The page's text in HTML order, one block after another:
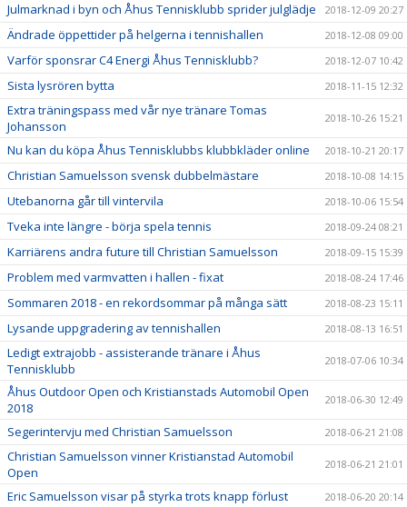
Julmarknad i byn och Åhus Tennisklubb sprider julglädje 2018-12-09 20:27
Ändrade öppettider på helgerna i tennishallen 2018-12-08 09:00
Varför sponsrar C4 Energi Åhus Tennisklubb? 2018-12-07 10:42
Sista lysrören bytta 2018-11-15 12:32
Extra träningspass med vår nye tränare Tomas
Johansson
2018-10-26 15:21
Nu kan du köpa Åhus Tennisklubbs klubbkläder online 2018-10-21 20:17
Christian Samuelsson svensk dubbelmästare 2018-10-08 14:15
Utebanorna går till vintervila 2018-10-06 15:54
Tveka inte längre - börja spela tennis 2018-09-24 08:21
Karriärens andra future till Christian Samuelsson 2018-09-15 15:39
Problem med varmvatten i hallen - fixat 2018-08-24 17:46
Sommaren 2018 - en rekordsommar på många sätt 2018-08-23 15:11
Lysande uppgradering av tennishallen 2018-08-13 16:51
Ledigt extrajobb - assisterande tränare i Åhus
Tennisklubb
2018-07-06 10:34
Åhus Outdoor Open och Kristianstads Automobil Open
2018
2018-06-30 12:49
Segerintervju med Christian Samuelsson 2018-06-21 21:08
Christian Samuelsson vinner Kristianstad Automobil
Open
2018-06-21 21:01
Eric Samuelsson visar på styrka trots knapp förlust 2018-06-20 20:14